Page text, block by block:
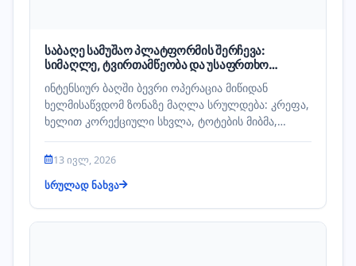
საბაღე სამუშაო პლატფორმის შერჩევა:
სიმაღლე, ტვირთამწეობა და უსაფრთხო
ინტენსიურ ბაღში ბევრი ოპერაცია მიწიდან
ხელმისაწვდომ ზონაზე მაღლა სრულდება: კრეფა,
ხელით კორექციული სხვლა, ტოტების მიბმა,
13 ივლ, 2026
სრულად ნახვა